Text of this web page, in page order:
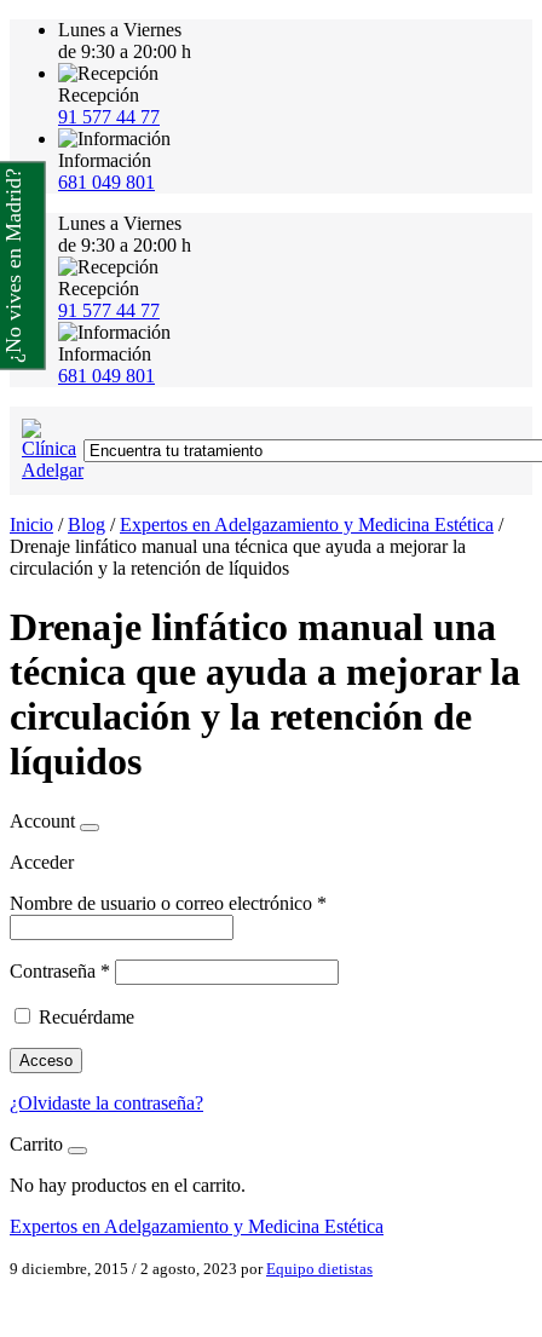
Lunes a Viernes
de 9:30 a 20:00 h
Recepción
91 577 44 77
Información
681 049 801
Lunes a Viernes
de 9:30 a 20:00 h
Recepción
91 577 44 77
Información
681 049 801
Inicio /Blog /Expertos en Adelgazamiento y Medicina Estética /
Drenaje linfático manual una técnica que ayuda a mejorar la
circulación y la retención de líquidos
Drenaje linfático manual una
técnica que ayuda a mejorar la
circulación y la retención de
líquidos
Account
Acceder
Nombre de usuario o correo electrónico *
Contraseña *
Recuérdame
Acceso
¿Olvidaste la contraseña?
Carrito
No hay productos en el carrito.
Expertos en Adelgazamiento y Medicina Estética
9 diciembre, 2015 / 2 agosto, 2023 porEquipo dietistas
¿No vives en Madrid?